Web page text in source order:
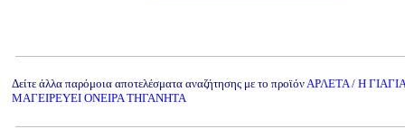
Δείτε άλλα παρόμοια αποτελέσματα αναζήτησης με το προϊόνΑΡΛΕΤΑ / Η
ΜΑΓΕΙΡΕΥΕΙ ΟΝΕΙΡΑ ΤΗΓΑΝΗΤΑ